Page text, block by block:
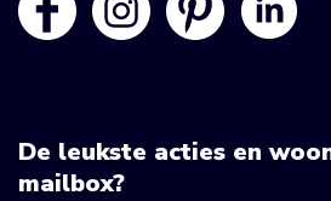
De leukste acties en
mailbox?